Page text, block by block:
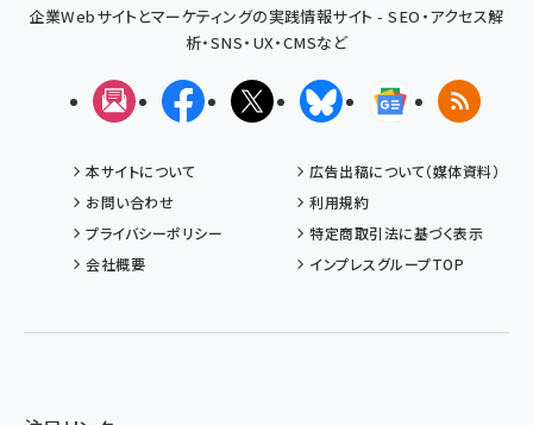
企業Webサイトとマーケティングの実践情報サイト - SEO・アクセス解
析・SNS・UX・CMSなど
メルマガFacebookX(エックス)BlueskyGoogleニュ
RSS
本サイトについて
広告出稿について（媒体資料）
お問い合わせ
利用規約
プライバシーポリシー
特定商取引法に基づく表示
会社概要
インプレスグループTOP